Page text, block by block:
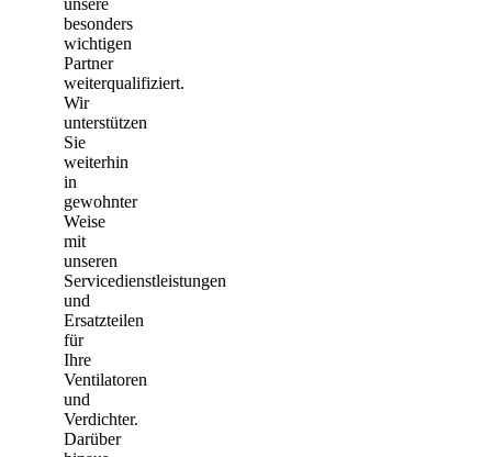
besonders
wichtigen
Partner
weiterqualifiziert.
Wir
unterstützen
Sie
weiterhin
in
gewohnter
Weise
mit
unseren
Servicedienstleistungen
und
Ersatzteilen
für
Ihre
Ventilatoren
und
Verdichter.
Darüber